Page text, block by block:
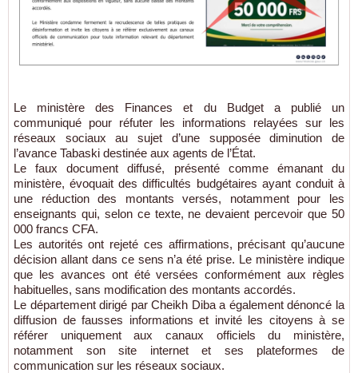
Le ministère des Finances et du Budget a publié un
communiqué pour réfuter les informations relayées sur les
réseaux sociaux au sujet d’une supposée diminution de
l’avance Tabaski destinée aux agents de l’État.
Le faux document diffusé, présenté comme émanant du
ministère, évoquait des difficultés budgétaires ayant conduit à
une réduction des montants versés, notamment pour les
enseignants qui, selon ce texte, ne devaient percevoir que 50
000 francs CFA.
Les autorités ont rejeté ces affirmations, précisant qu’aucune
décision allant dans ce sens n’a été prise. Le ministère indique
que les avances ont été versées conformément aux règles
habituelles, sans modification des montants accordés.
Le département dirigé par Cheikh Diba a également dénoncé la
diffusion de fausses informations et invité les citoyens à se
référer uniquement aux canaux officiels du ministère,
notamment son site internet et ses plateformes de
communication sur les réseaux sociaux.